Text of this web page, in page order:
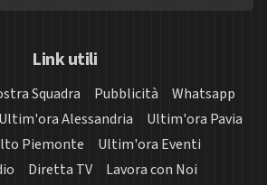
Link utili
Squadra Pubblicità
Whatsapp
Ultim'ora Alessandria
Ultim'ora Pavia
Piemonte
Ultim'ora Eventi
Diretta TV Lavora con Noi